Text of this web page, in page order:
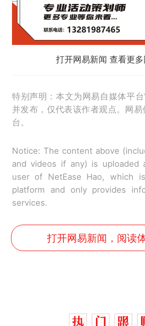
打开网易新闻 查看更
特别声明：本文为网易自媒体平
并发布，仅代表该作者观点。网
台。
Notice: The content above
and videos if any) is uploaded
user of NetEase Hao, which
platform and only provides
services.
打开网易新闻，阅读